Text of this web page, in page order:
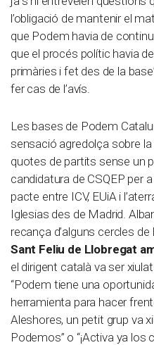
l’obligació de mantenir el
que Podem havia de
que el procés polític havia
primàries i fet des de la
fer cas de l’avís.
Les bases de Podem
sensació agredolça sobre
quotes de partits sense un
candidatura de CSQEP per
pacte entre ICV, EUiA i
Iglesias des de Madrid.
recança d’alguns cercles
Sant Feliu de Llobregat
el dirigent català va ser
“Podem tiene una
herramienta para hacer
Aleshores, un petit grup va
Podemos” o “¡Activa ya los